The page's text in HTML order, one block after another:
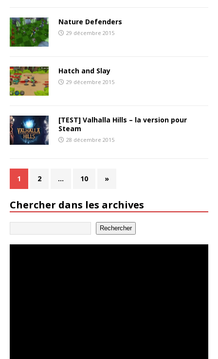
Nature Defenders
29 décembre 2015
Hatch and Slay
29 décembre 2015
[TEST] Valhalla Hills – la version pour
Steam
28 décembre 2015
1 2 … 10 »
Chercher dans les archives
Rechercher